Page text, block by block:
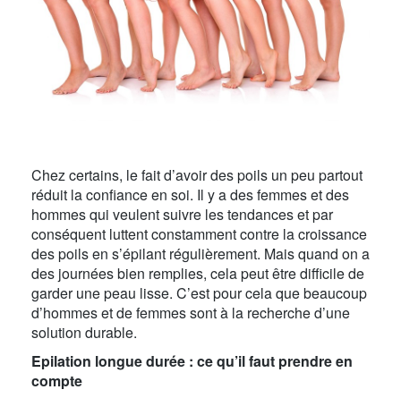
Chez certains, le fait d’avoir des poils un peu partout
réduit la confiance en soi. Il y a des femmes et des
hommes qui veulent suivre les tendances et par
conséquent luttent constamment contre la croissance
des poils en s’épilant régulièrement. Mais quand on a
des journées bien remplies, cela peut être difficile de
garder une peau lisse. C’est pour cela que beaucoup
d’hommes et de femmes sont à la recherche d’une
solution durable.
Epilation longue durée : ce qu’il faut prendre en
compte